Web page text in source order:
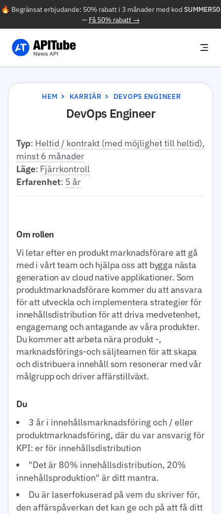
🔥 Begränsat erbjudande: 50% rabatt i 3 månader med kod SUMMER50
— Få 50% rabatt →
HEM KARRIÄR DEVOPS ENGINEER
DevOps Engineer
Typ: Heltid / kontrakt (med möjlighet till heltid),
minst 6 månader
Läge: Fjärrkontroll
Erfarenhet: 5 år
Om rollen
Vi letar efter en produkt marknadsförare att gå
med i vårt team och hjälpa oss att bygga nästa
generation av cloud native applikationer. Som
produktmarknadsförare kommer du att ansvara
för att utveckla och implementera strategier för
innehållsdistribution för att driva medvetenhet,
engagemang och antagande av våra produkter.
Du kommer att arbeta nära produkt -,
marknadsförings-och säljteamen för att skapa
och distribuera innehåll som resonerar med vår
målgrupp och driver affärstillväxt.
Du
3 år i innehållsmarknadsföring och / eller
produktmarknadsföring, där du var ansvarig för
KPI: er för innehållsdistribution
"Det är 80% innehållsdistribution, 20%
innehållsproduktion" är ditt mantra.
Du är laserfokuserad på vem du skriver för,
den affärspåverkan det kan ge och på att få ditt